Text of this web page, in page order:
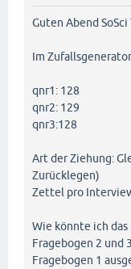
Guten Abend SoSci
Im
qnr1: 128
qnr2: 129
qnr3:128
Art der Ziehung:
Zurücklegen)
Zettel pro
Wie könnte ich das
Fragebogen 2 und
Fragebogen 1